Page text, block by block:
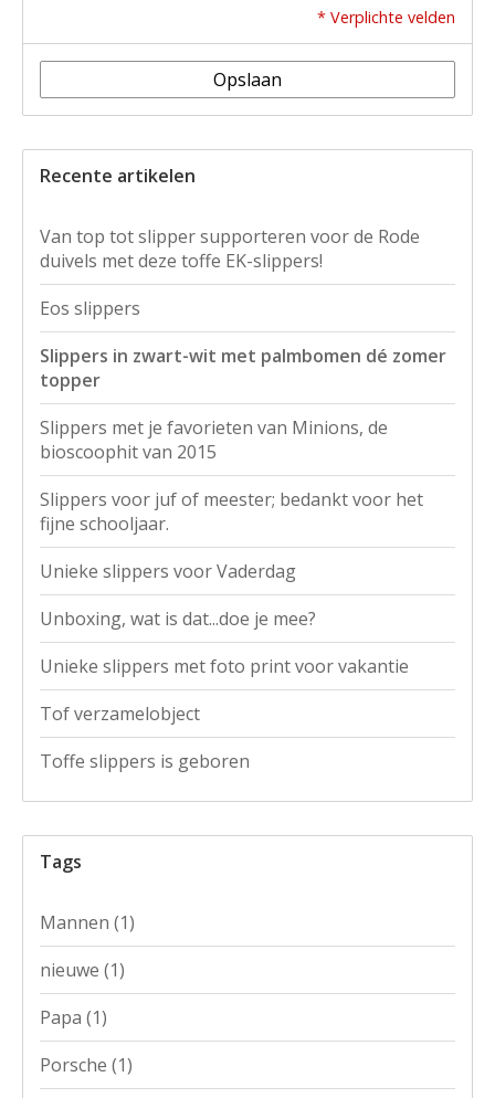
* Verplichte velden
Opslaan
Recente artikelen
Van top tot slipper supporteren voor de Rode
duivels met deze toffe EK-slippers!
Eos slippers
Slippers in zwart-wit met palmbomen dé zomer
topper
Slippers met je favorieten van Minions, de
bioscoophit van 2015
Slippers voor juf of meester; bedankt voor het
fijne schooljaar.
Unieke slippers voor Vaderdag
Unboxing, wat is dat...doe je mee?
Unieke slippers met foto print voor vakantie
Tof verzamelobject
Toffe slippers is geboren
Tags
Mannen (1)
nieuwe (1)
Papa (1)
Porsche (1)